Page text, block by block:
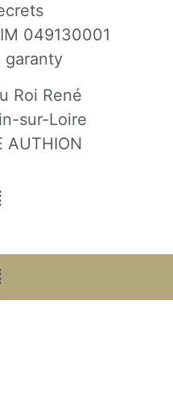
049130001
garanty
Roi René
sur-Loire
AUTHION